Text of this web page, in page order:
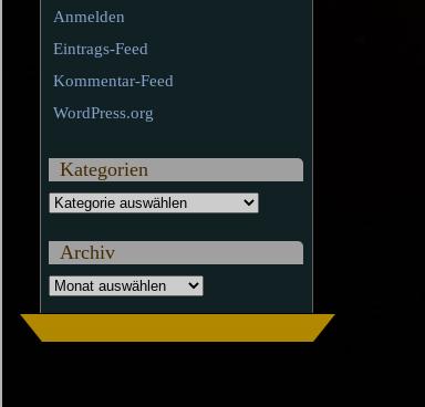
Anmelden
Eintrags-Feed
Kommentar-Feed
WordPress.org
Kategorien
Kategorien
Archiv
Archiv